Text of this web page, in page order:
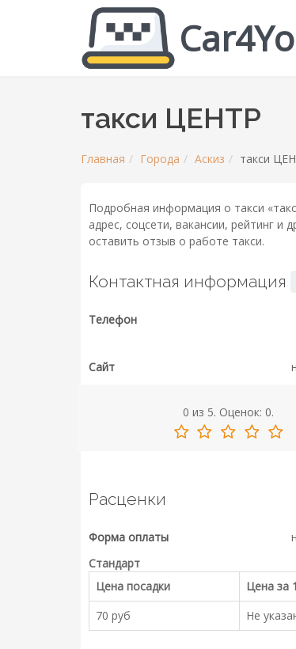
такси ЦЕНТР
Главная Города Аскиз такси
Подробная информация о такси
адрес, соцсети, вакансии, рейтинг
оставить отзыв о работе такси.
Контактная информация
Телефон
Сайт
0 из 5. Оценок: 0.
Расценки
Форма оплаты
Стандарт
Цена посадки
Цена за
70 руб
Не